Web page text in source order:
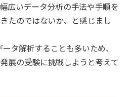
広いデータ分析の手法や手順を
たのではないか、と感じまし
タ解析することも多いため、
展の受験に挑戦しようと考えて